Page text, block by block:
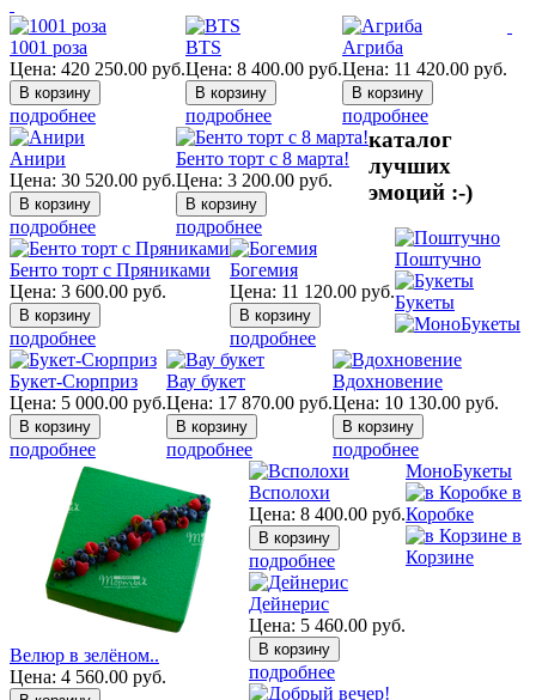
1001 роза
Цена: 420 250.00 руб.
подробнее
BTS
Цена: 8 400.00 руб.
подробнее
Агриба
Цена: 11 420.00 руб.
подробнее
Анири
Цена: 30 520.00 руб.
подробнее
Бенто торт с 8 марта!
Цена: 3 200.00 руб.
подробнее
Бенто торт с Пряниками
Цена: 3 600.00 руб.
подробнее
Богемия
Цена: 11 120.00 руб.
подробнее
Букет-Сюрприз
Цена: 5 000.00 руб.
подробнее
Вау букет
Цена: 17 870.00 руб.
подробнее
Вдохновение
Цена: 10 130.00 руб.
подробнее
Велюр в зелёном..
Цена: 4 560.00 руб.
Всполохи
Цена: 8 400.00 руб.
подробнее
Дейнерис
Цена: 5 460.00 руб.
подробнее
каталог
лучших
эмоций :-)
Поштучно
Букеты
МоноБукеты
в
Коробке
в
Корзине